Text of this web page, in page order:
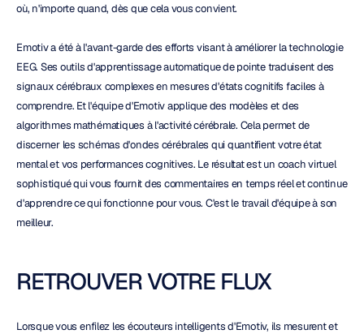
où, n'importe quand, dès que cela vous convient.
Emotiv a été à l'avant-garde des efforts visant à améliorer la technologie
EEG. Ses outils d'apprentissage automatique de pointe traduisent des
signaux cérébraux complexes en mesures d'états cognitifs faciles à
comprendre. Et l'équipe d'Emotiv applique des modèles et des
algorithmes mathématiques à l'activité cérébrale. Cela permet de
discerner les schémas d'ondes cérébrales qui quantifient votre état
mental et vos performances cognitives. Le résultat est un coach virtuel
sophistiqué qui vous fournit des commentaires en temps réel et continue
d'apprendre ce qui fonctionne pour vous. C'est le travail d'équipe à son
meilleur.
RETROUVER VOTRE FLUX
Lorsque vous enfilez les écouteurs intelligents d'Emotiv, ils mesurent et